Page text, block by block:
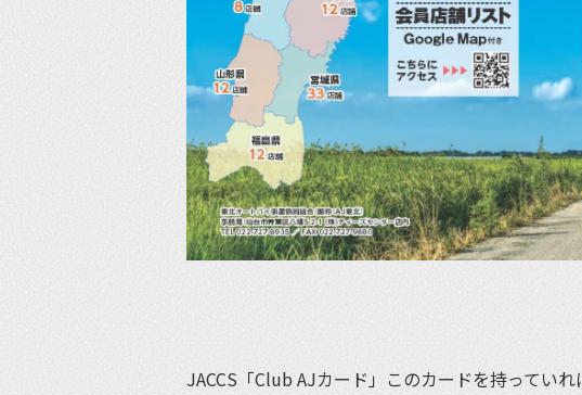
JACCS「Club AJカード」このカードを持ってい